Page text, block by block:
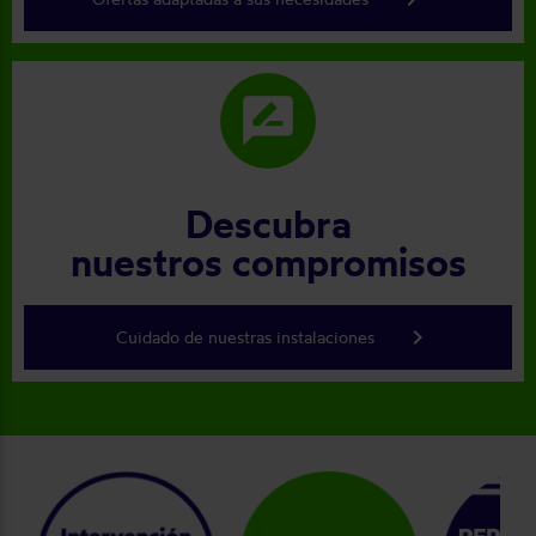
rate_review
Descubra
nuestros compromisos
Cuidado de nuestras instalaciones keyboard_arrow_right